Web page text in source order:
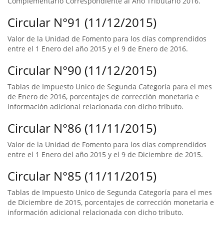
Circular N°91 (11/12/2015)
Valor de la Unidad de Fomento para los días comprendidos
entre el 1 Enero del año 2015 y el 9 de Enero de 2016.
Circular N°90 (11/12/2015)
Tablas de Impuesto Unico de Segunda Categoría para el mes
de Enero de 2016, porcentajes de corrección monetaria e
información adicional relacionada con dicho tributo.
Circular N°86 (11/11/2015)
Valor de la Unidad de Fomento para los días comprendidos
entre el 1 Enero del año 2015 y el 9 de Diciembre de 2015.
Circular N°85 (11/11/2015)
Tablas de Impuesto Unico de Segunda Categoría para el mes
de Diciembre de 2015, porcentajes de corrección monetaria e
información adicional relacionada con dicho tributo.